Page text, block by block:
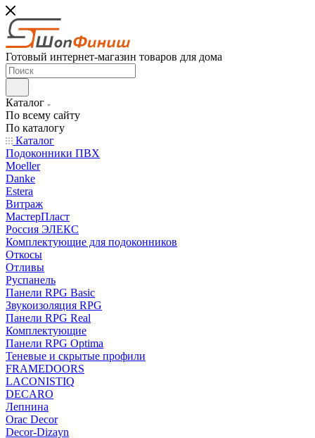
Готовый интернет-магазин товаров для дома
Каталог
По всему сайту
По каталогу
Каталог
Подоконники ПВХ
Moeller
Danke
Estera
Витраж
МастерПласт
Россия ЭЛЕКС
Комплектующие для подоконников
Откосы
Отливы
Руспанель
Панели RPG Basic
Звукоизоляция RPG
Панели RPG Real
Комплектующие
Панели RPG Optima
Теневые и скрытые профили
FRAMEDOORS
LACONISTIQ
DECARO
Лепнина
Orac Decor
Decor-Dizayn